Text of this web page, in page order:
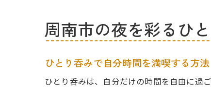
周南市の夜を彩るひ
ひとり呑みで自分時間を満喫する方法
ひとり呑みは、自分だけの時間を自由に過